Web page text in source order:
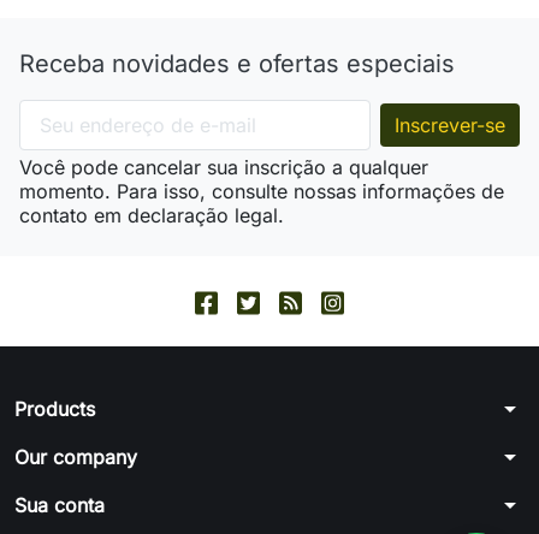
Receba novidades e ofertas especiais
Você pode cancelar sua inscrição a qualquer
momento. Para isso, consulte nossas informações de
contato em declaração legal.
Products arrow_drop_down
Our company arrow_drop_down
Sua conta arrow_drop_down